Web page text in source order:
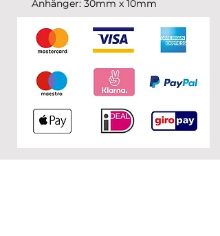
Anhänger: 30mm x 10mm